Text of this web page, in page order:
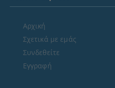
Αρχική
Σχετικά με εμάς
Συνδεθείτε
Εγγραφή